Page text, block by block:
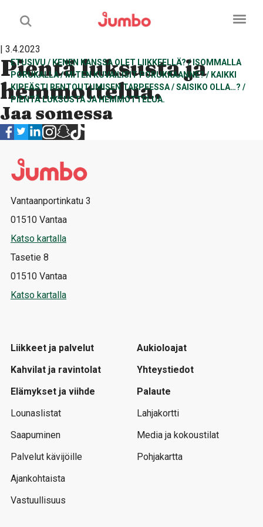
ETUSIVU / KENEN KANSSA OLET LIIKKEELLÄ?/ ISOMMALLA
PORUKALLA/MITEN KUVAILISIT PORUKKAANNE?/ KAIKKI
KIPEÄSTI RENTOUTUMISEN TARPEESSA/SAISIKO OLLA…? /
PIENTÄ LUKSUSTA JA HEMMOTTELUA.
| 3.4.2023
Pientä luksusta ja
hemmottelua.
Jaa somessa
Vantaanportinkatu 3
01510 Vantaa
Katso kartalla
Tasetie 8
01510 Vantaa
Katso kartalla
Liikkeet ja palvelut
Kahvilat ja ravintolat
Elämykset ja viihde
Lounaslistat
Saapuminen
Palvelut kävijöille
Ajankohtaista
Vastuullisuus
Aukioloajat
Yhteystiedot
Palaute
Lahjakortti
Media ja kokoustilat
Pohjakartta